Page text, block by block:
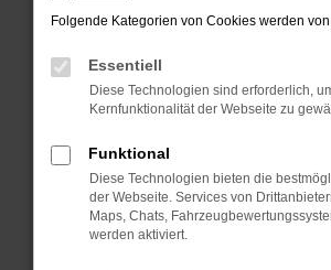
Manche Erweiterungen, wie
können das Laden bestimmter
verhindern. Funktioniert die Seite
Fenster?
Starte dein Gerät neu.
Das kann manchmal helfen,
Probleme zu beheben.
Folgende Kategorien von Cookies werden
Essentiell
Diese Technologien sind erforderlich,
Kernfunktionalität der Webseite zu
Funktional
Diese Technologien bieten die
der Webseite. Services von
Maps, Chats,
werden aktiviert.